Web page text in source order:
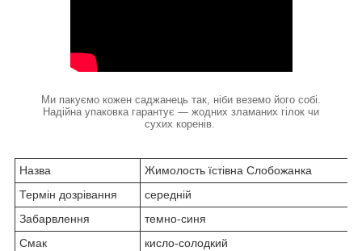
Ми пакуємо кожен саджанець так, ніби веземо його собі.
Надійна упаковка гарантує — жодних зламаних гілок чи
сухих коренів.
Назва
Жимолость їстівна Слобожанка
Термін дозрівання
середній
Забарвлення
темно-синя
Смак
кисло-солодкий